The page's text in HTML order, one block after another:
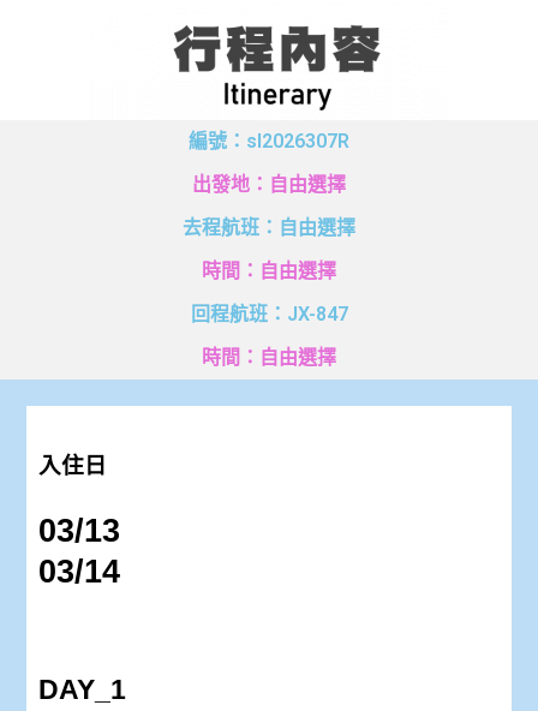
編號：sl2026307R
出發地：自由選擇
去程航班：自由選擇
時間：自由選擇
回程航班：JX-847
時間：自由選擇
入住日
03/13
03/14
DAY_1